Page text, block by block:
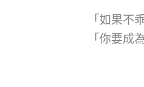
「如果
「你要成